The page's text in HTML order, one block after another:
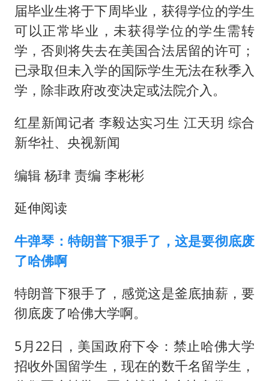
届毕业生将于下周毕业，获得学位的学生
可以正常毕业，未获得学位的学生需转
学，否则将失去在美国合法居留的许可；
已录取但未入学的国际学生无法在秋季入
学，除非政府改变决定或法院介入。
红星新闻记者 李毅达实习生 江天玥 综合
新华社、央视新闻
编辑 杨珒 责编 李彬彬
延伸阅读
牛弹琴：特朗普下狠手了，这是要彻底废
了哈佛啊
特朗普下狠手了，感觉这是釜底抽薪，要
彻底废了哈佛大学啊。
5月22日，美国政府下令：禁止哈佛大学
招收外国留学生，现在的数千名留学生，